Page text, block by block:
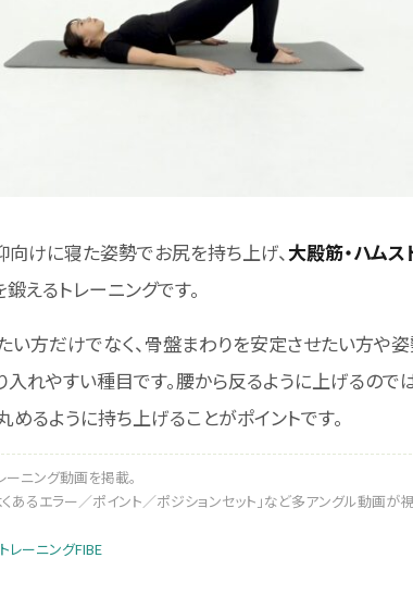
向けに寝た姿勢でお尻を持ち上げ、大殿筋・ハムス
鍛えるトレーニングです。
い方だけでなく、骨盤まわりを安定させたい方や
れやすい種目です。腰から反るように上げるのでは
るように持ち上げることがポイントです。
ニング動画を掲載。
あるエラー／ポイント／ポジションセット」など多アングル動画が
レーニングFIBE